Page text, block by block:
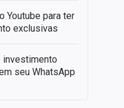
Youtube para ter
exclusivas
investimento
seu WhatsApp